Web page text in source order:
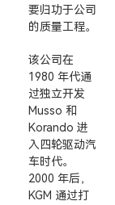
要归功于公司
的质量工程。
该公司在
1980 年代通
过独立开发
Musso 和
Korando 进
入四轮驱动汽
车时代。
2000 年后，
KGM 通过打